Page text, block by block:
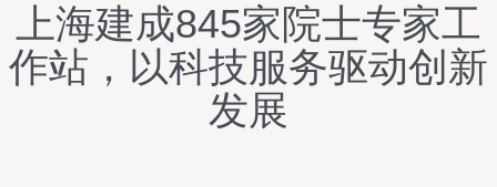
上海建成845家院士专家工
作站，以科技服务驱动创新
发展